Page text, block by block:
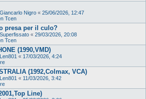
Giancarlo Nigro « 25/06/2026, 12:47
Tcen
presa per il culo?
Superfissato « 29/03/2026, 20:08
Tcen
(1990,VMD)
Len801 « 17/03/2026, 4:24
(1992,Colmax, VCA)
Len801 « 11/03/2026, 3:42
Line)